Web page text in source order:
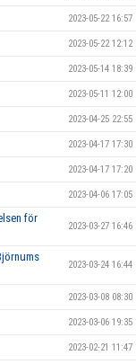
2023-05-22 16:57
2023-05-22 12:12
2023-05-14 18:39
2023-05-11 12:00
2023-04-25 22:55
2023-04-17 17:30
2023-04-17 17:20
2023-04-06 17:05
för
2023-03-27 16:46
2023-03-24 16:44
2023-03-08 08:30
2023-03-06 19:35
2023-02-21 11:47